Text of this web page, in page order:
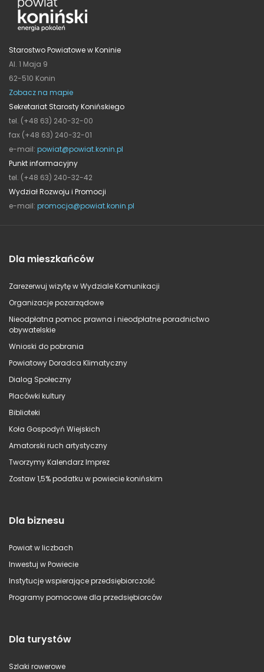
Starostwo Powiatowe w Koninie
Al. 1 Maja 9
62-510 Konin
Zobacz na mapie
Sekretariat Starosty Konińskiego
tel. (+48 63) 240-32-00
fax (+48 63) 240-32-01
e-mail: powiat@powiat.konin.pl
Punkt informacyjny
tel. (+48 63) 240-32-42
Wydział Rozwoju i Promocji
e-mail: promocja@powiat.konin.pl
Dla mieszkańców
Zarezerwuj wizytę w Wydziale Komunikacji
Organizacje pozarządowe
Nieodpłatna pomoc prawna i nieodpłatne poradnictwo
obywatelskie
Wnioski do pobrania
Powiatowy Doradca Klimatyczny
Dialog Społeczny
Placówki kultury
Biblioteki
Koła Gospodyń Wiejskich
Amatorski ruch artystyczny
Tworzymy Kalendarz Imprez
Zostaw 1,5% podatku w powiecie konińskim
Dla biznesu
Powiat w liczbach
Inwestuj w Powiecie
Instytucje wspierające przedsiębiorczość
Programy pomocowe dla przedsiębiorców
Dla turystów
Szlaki rowerowe